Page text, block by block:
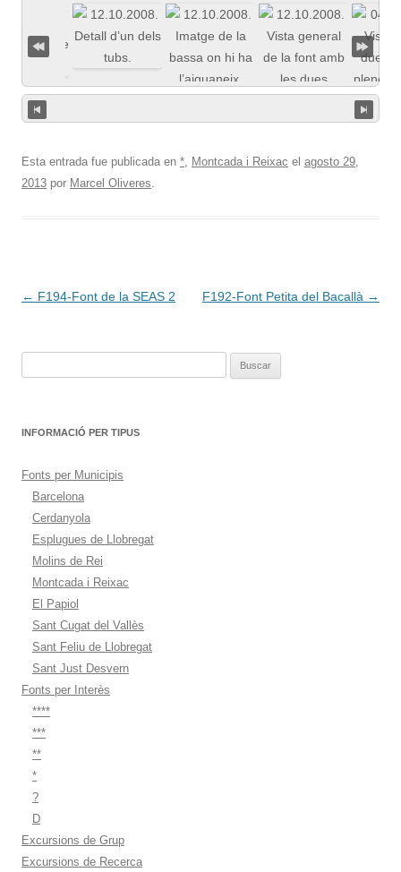
Esta entrada fue publicada en *, Montcada i Reixac el agosto 29,
2013 por Marcel Oliveres.
Navegación
← F194-Font de la SEAS 2 F192-Font Petita del Bacallà →
INFORMACIÓ PER TIPUS
Fonts per Municipis
Barcelona
Cerdanyola
Esplugues de Llobregat
Molins de Rei
Montcada i Reixac
El Papiol
Sant Cugat del Vallès
Sant Feliu de Llobregat
Sant Just Desvern
Fonts per Interès
****
***
**
*
?
D
Excursions de Grup
Excursions de Recerca